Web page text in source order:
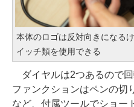
本体のロゴは反対向きになる
イッチ類を使用できる
ダイヤルは2つあるので
ファンクションはペンの切
など、付属ツールでショー